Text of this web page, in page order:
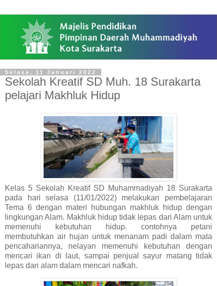
Selasa, 11 Januari 2022
Sekolah Kreatif SD Muh. 18 Surakarta
pelajari Makhluk Hidup
Kelas 5 Sekolah Kreatif SD Muhammadiyah 18 Surakarta
pada hari selasa (11/01/2022) melakukan pembelajaran
Tema 6 dengan materi hubungan makhluk hidup dengan
lingkungan Alam. Makhluk hidup tidak lepas dari Alam untuk
memenuhi kebutuhan hidup. contohnya petani
membutuhkan air hujan untuk menanam padi dalam mata
pencahariannya, nelayan memenuhi kebutuhan dengan
mencari ikan di laut, sampai penjual sayur matang tidak
lepas dari alam dalam mencari nafkah.